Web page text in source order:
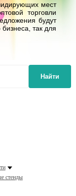
мест
торговли
будут
так для
Найти
стенды